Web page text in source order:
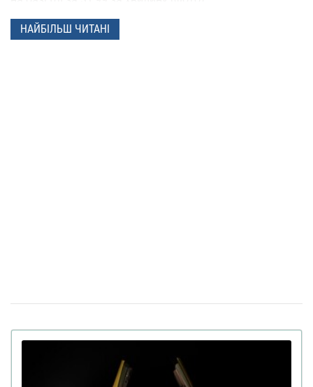
15 квiтня 16:04
Meta створює ШІ-клон Марка Цукерберга
для спілкування зі співробітниками компанії
пасажирський дрон: ціна та час польоту (фото)
14 сiчня 17:24 Apple інтегрує штучний інтелект Gemini у
персонального помічника Siri за $1 млрд на рік
130 дюймів, на яких не загубляться деталі: хіт CES
2026 – телевізор Samsung Micro RGB
НАЙБІЛЬШ ЧИТАНІ